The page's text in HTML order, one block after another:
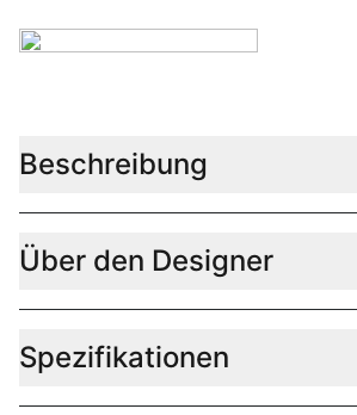
Beschreibung
Über den Designer
Spezifikationen